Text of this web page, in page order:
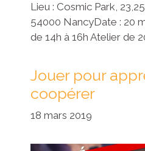
Lieu : Cosmic Park,
54000 NancyDate : 20
de 14h à 16h Atelier de
Jouer pour
coopérer
18 mars 2019